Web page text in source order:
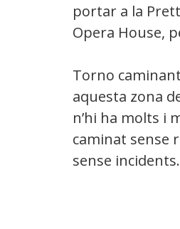
portar a la
Opera House,
Torno
aquesta zona
n’hi ha molts i
caminat sense
sense incidents.